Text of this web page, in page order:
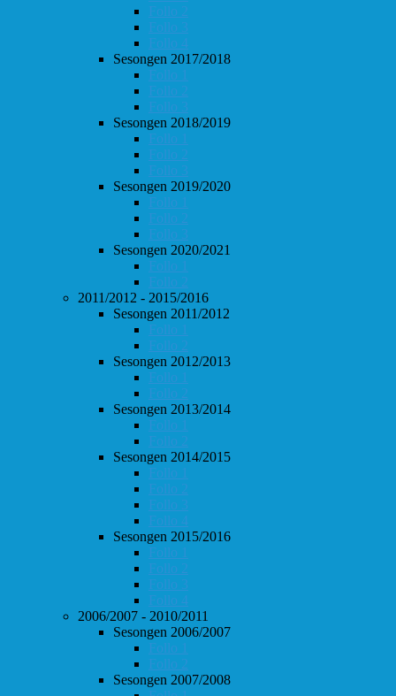
Follo 2
Follo 3
Follo 4
Sesongen 2017/2018
Follo 1
Follo 2
Follo 3
Sesongen 2018/2019
Follo 1
Follo 2
Follo 3
Sesongen 2019/2020
Follo 1
Follo 2
Follo 3
Sesongen 2020/2021
Follo 1
Follo 2
2011/2012 - 2015/2016
Sesongen 2011/2012
Follo 1
Follo 2
Sesongen 2012/2013
Follo 1
Follo 2
Sesongen 2013/2014
Follo 1
Follo 2
Sesongen 2014/2015
Follo 1
Follo 2
Follo 3
Follo 4
Sesongen 2015/2016
Follo 1
Follo 2
Follo 3
Follo 4
2006/2007 - 2010/2011
Sesongen 2006/2007
Follo 1
Follo 2
Sesongen 2007/2008